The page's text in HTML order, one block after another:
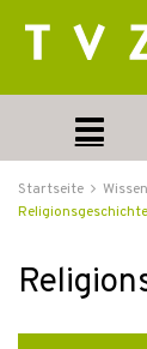
Startseite
Religionsgeschichte